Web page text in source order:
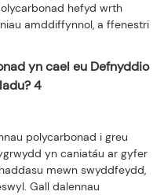
hefyd wrth
amddiffynnol, a ffenestri
polycarbonad i greu
yn caniatáu ar gyfer
mewn swyddfeydd,
Gall dalennau